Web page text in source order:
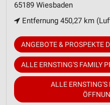
65189 Wiesbaden
Entfernung 450,27 km
ANGEBOTE & PROSPEKTE
ALLE ERNSTING'S FAMILY
ALLE ERNSTING'S